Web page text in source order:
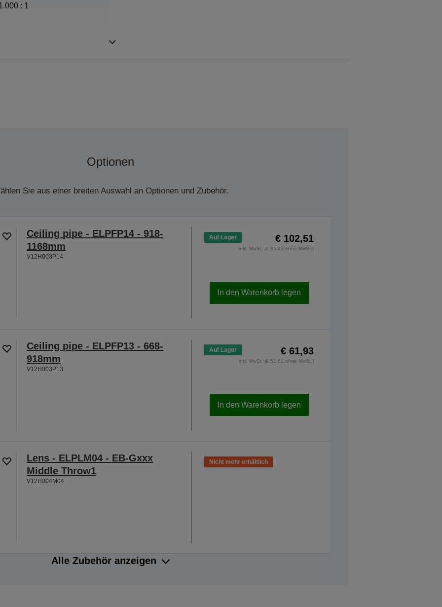
: 1
Optionen
Sie aus einer breiten Auswahl an Optionen und Zubehör.
Ceiling pipe - ELPFP14 - 918-
1168mm
V12H003P14
Auf Lager € 102,51
inkl. MwSt. (€ 85,43 ohne MwSt.)
In den Warenkorb legen
Ceiling pipe - ELPFP13 - 668-
918mm
V12H003P13
Auf Lager € 61,93
inkl. MwSt. (€ 51,61 ohne MwSt.)
In den Warenkorb legen
Lens - ELPLM04 - EB-Gxxx
Middle Throw1
V12H004M04
Nicht mehr erhältlich
Alle Zubehör anzeigen